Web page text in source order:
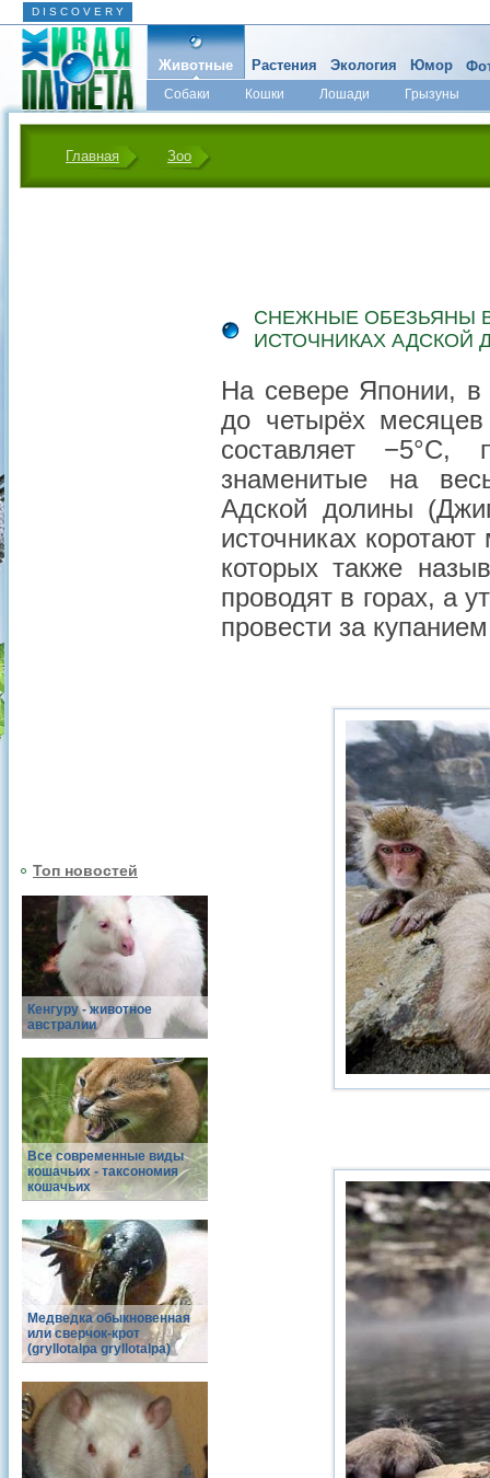
D I S C O V E R Y
Животные
Собаки Кошки Лошади
Грызуны
Микромир
Растения Экология Юмор
Главная Зоо
Топ новостей
Кенгуру - животное
австралии
Все современные виды
кошачьих - таксономия
кошачьих
Медведка обыкновенная
или сверчок-крот
(gryllotalpa gryllotalpa)
СНЕЖНЫЕ ОБЕЗЬЯНЫ
ИСТОЧНИКАХ АДСКОЙ
На севере Японии, в
до четырёх
составляет −5°С,
знаменитые на
Адской долины
источниках
которых также
проводят в горах, а
провести за